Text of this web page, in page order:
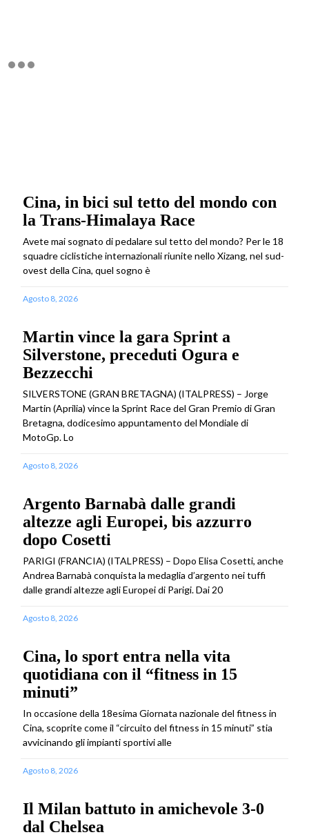
Cina, in bici sul tetto del mondo con
la Trans-Himalaya Race
Avete mai sognato di pedalare sul tetto del mondo? Per le 18
squadre ciclistiche internazionali riunite nello Xizang, nel sud-
ovest della Cina, quel sogno è
Agosto 8, 2026
Martin vince la gara Sprint a
Silverstone, preceduti Ogura e
Bezzecchi
SILVERSTONE (GRAN BRETAGNA) (ITALPRESS) – Jorge
Martin (Aprilia) vince la Sprint Race del Gran Premio di Gran
Bretagna, dodicesimo appuntamento del Mondiale di
MotoGp. Lo
Agosto 8, 2026
Argento Barnabà dalle grandi
altezze agli Europei, bis azzurro
dopo Cosetti
PARIGI (FRANCIA) (ITALPRESS) – Dopo Elisa Cosetti, anche
Andrea Barnabà conquista la medaglia d’argento nei tuffi
dalle grandi altezze agli Europei di Parigi. Dai 20
Agosto 8, 2026
Cina, lo sport entra nella vita
quotidiana con il “fitness in 15
minuti”
In occasione della 18esima Giornata nazionale del fitness in
Cina, scoprite come il “circuito del fitness in 15 minuti” stia
avvicinando gli impianti sportivi alle
Agosto 8, 2026
Il Milan battuto in amichevole 3-0
dal Chelsea